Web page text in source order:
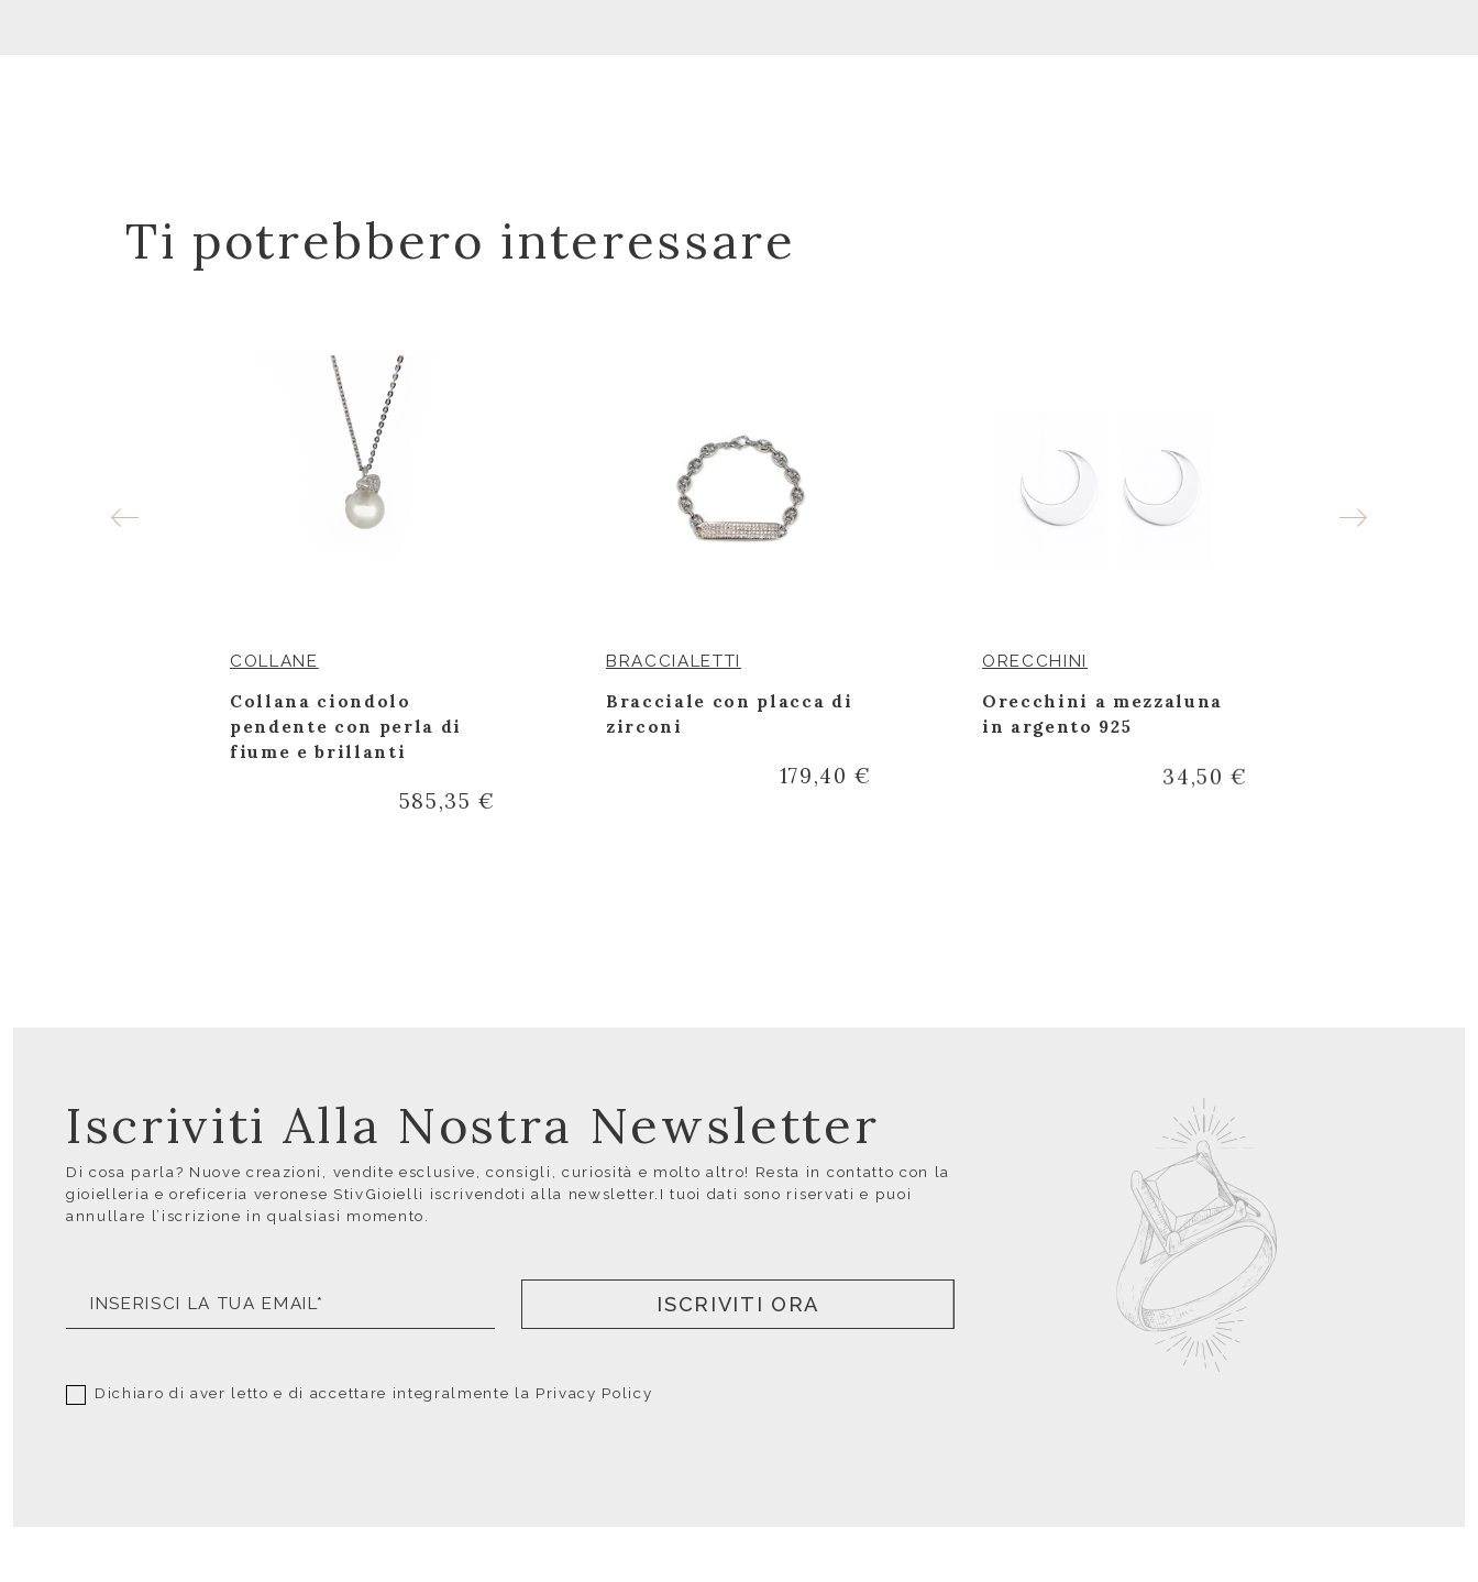
Ti potrebbero interessare
COLLANE
Collana ciondolo
pendente con perla di
fiume e brillanti
585,35 €
BRACCIALETTI
Bracciale con placca di
zirconi
179,40 €
ORECCHINI
Orecchini a mezzaluna
in argento 925
34,50 €
Iscriviti Alla Nostra Newsletter
Di cosa parla? Nuove creazioni, vendite esclusive, consigli, curiosità e molto altro! Resta in contatto con la
gioielleria e oreficeria veronese StivGioielli iscrivendoti alla newsletter.I tuoi dati sono riservati e puoi
annullare l’iscrizione in qualsiasi momento.
ISCRIVITI ORA
Dichiaro di aver letto e di accettare integralmente la Privacy Policy